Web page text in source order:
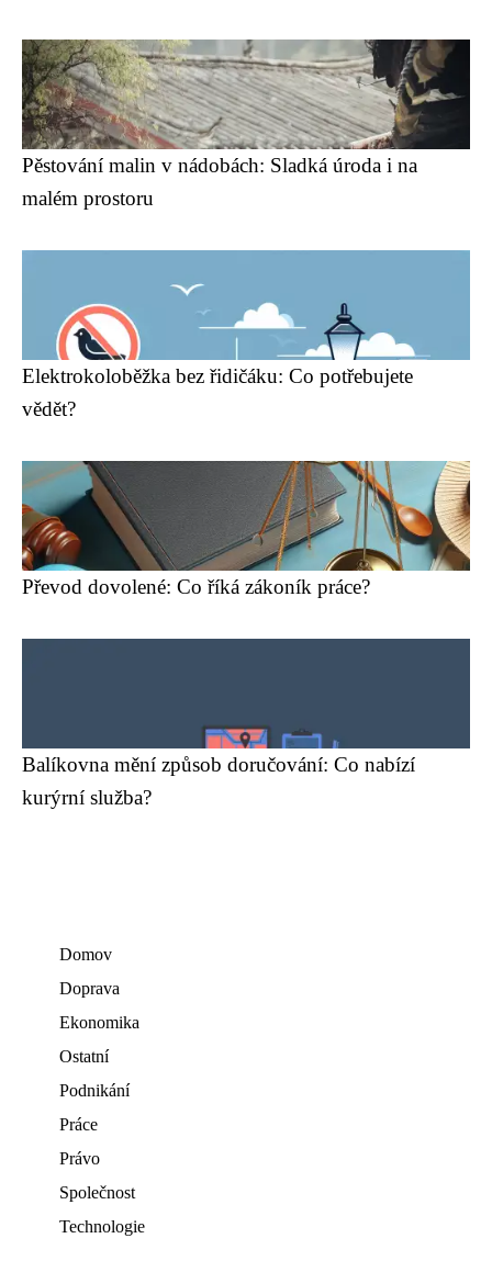
Pěstování malin v nádobách: Sladká úroda i na
malém prostoru
Elektrokoloběžka bez řidičáku: Co potřebujete
vědět?
Převod dovolené: Co říká zákoník práce?
Balíkovna mění způsob doručování: Co nabízí
kurýrní služba?
Domov
Doprava
Ekonomika
Ostatní
Podnikání
Práce
Právo
Společnost
Technologie